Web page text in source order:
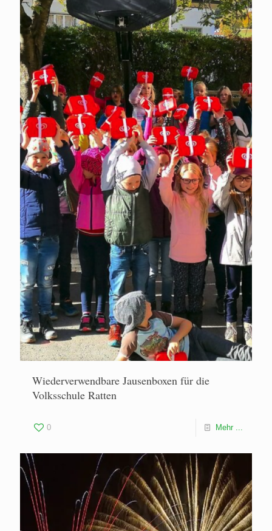
Wiederverwendbare Jausenboxen für die
Volksschule Ratten
0 Mehr ...